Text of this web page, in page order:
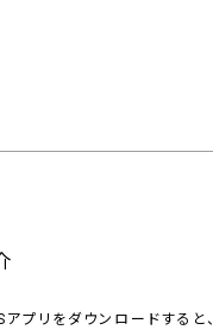
プリをダウンロードすると、